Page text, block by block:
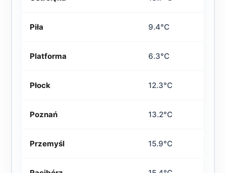
Piła 9.4°C
Platforma 6.3°C
Płock 12.3°C
Poznań 13.2°C
Przemyśl 15.9°C